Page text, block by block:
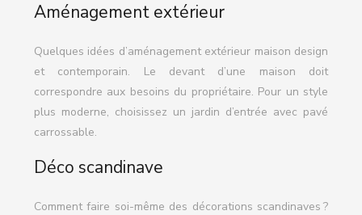
Aménagement extérieur
Quelques idées d’aménagement extérieur maison design
et contemporain. Le devant d’une maison doit
correspondre aux besoins du propriétaire. Pour un style
plus moderne, choisissez un jardin d’entrée avec pavé
carrossable.
Déco scandinave
Comment faire soi-même des décorations scandinaves ?